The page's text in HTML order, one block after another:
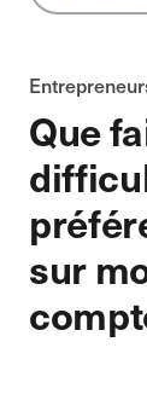
Que
sur